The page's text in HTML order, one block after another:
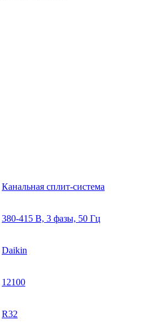
Канальная сплит-система
380-415 В, 3 фазы, 50 Гц
Daikin
12100
R32